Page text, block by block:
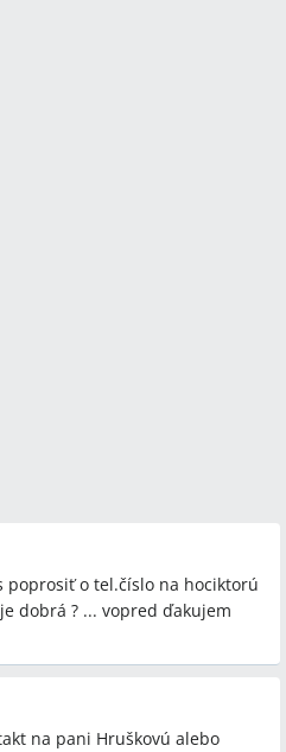
poprosiť o tel.číslo na hociktorú
dobrá ? ... vopred ďakujem
na pani Hruškovú alebo